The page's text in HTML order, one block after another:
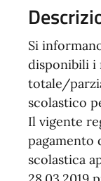
Si
disponibili i
totale/
scolastico
Il vigente
pagamento
scolastica